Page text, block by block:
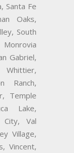
Santa Fe
Oaks,
South
Gabriel,
Ranch,
Temple
Lake,
City, Val
Village,
Vincent,